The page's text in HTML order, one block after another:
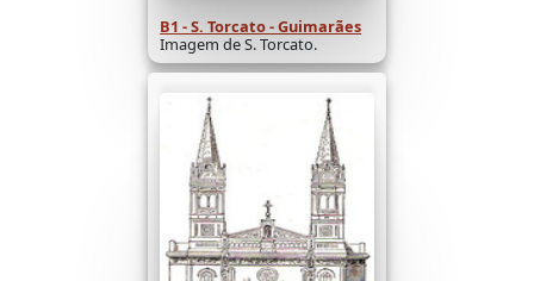
B1 - S. Torcato - Guimarães
Imagem de S. Torcato.